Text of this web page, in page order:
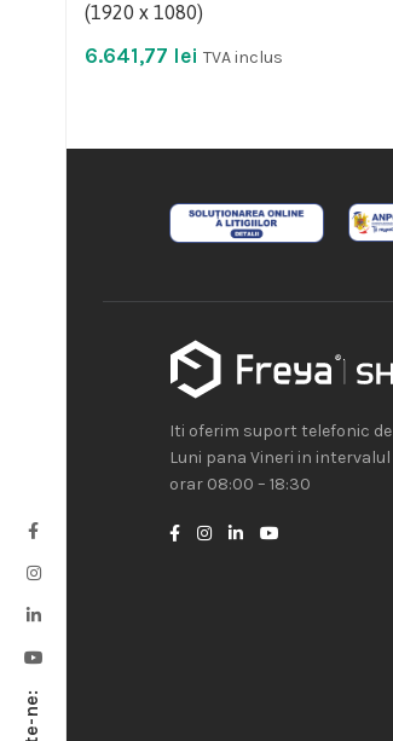
(1920 x 1080)
6.641,77 lei TVA inclus
Iti oferim suport telefonic de
Luni pana Vineri in intervalul
orar 08:00 – 18:30